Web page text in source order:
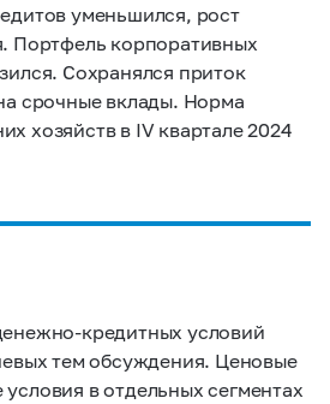
уменьшился, рост
Портфель корпоративных
Сохранялся приток
срочные вклады. Норма
хозяйств в IV квартале 2024
кредитных условий
тем обсуждения. Ценовые
в отдельных сегментах